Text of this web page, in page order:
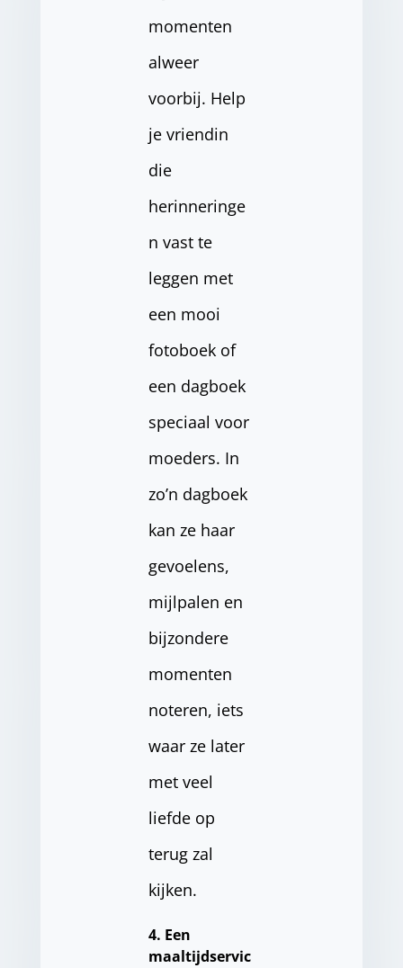
momenten
alweer
voorbij. Help
je vriendin
die
herinneringe
n vast te
leggen met
een mooi
fotoboek of
een dagboek
speciaal voor
moeders. In
zo’n dagboek
kan ze haar
gevoelens,
mijlpalen en
bijzondere
momenten
noteren, iets
waar ze later
met veel
liefde op
terug zal
kijken.
4. Een
maaltijdservic